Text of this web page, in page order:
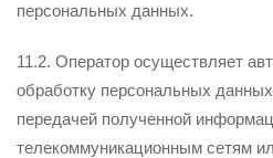
персональных данных.
11.2. Оператор осуществляет
обработку персональных
передачей полученной
телекоммуникационным сетям